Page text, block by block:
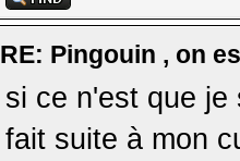
RE: Pingouin , on
si ce n'est que je
fait suite à mon